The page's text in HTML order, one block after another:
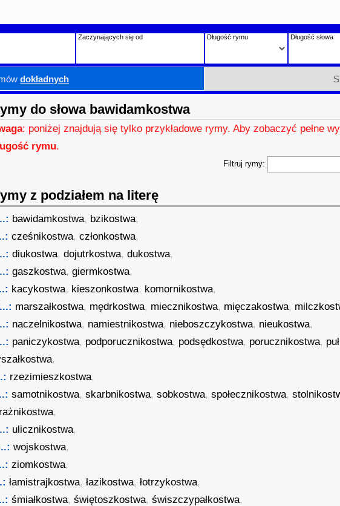
Zaczynających się od Długość rymu Długość słowa
dokładnych
do słowa bawidamkostwa
: poniżej znajdują się tylko przykładowe rymy. Aby zobaczyć pełne
rymu.
Filtruj rymy:
z podziałem na literę
bawidamkostwa, bzikostwa,
cześnikostwa,członkostwa,
diukostwa,dojutrkostwa,dukostwa,
gaszkostwa,giermkostwa,
kacykostwa, kieszonkostwa, komornikostwa,
marszałkostwa, mędrkostwa, miecznikostwa, mięczakostwa,
naczelnikostwa, namiestnikostwa, nieboszczykostwa, nieukostwa,
paniczykostwa, podporucznikostwa, podsędkostwa, porucznikostwa,
,
rzezimieszkostwa,
samotnikostwa,skarbnikostwa,sobkostwa,społecznikostwa,
,
ulicznikostwa,
wojskostwa,
ziomkostwa,
łamistrajkostwa,łazikostwa,łotrzykostwa,
śmiałkostwa,świętoszkostwa,świszczypałkostwa,